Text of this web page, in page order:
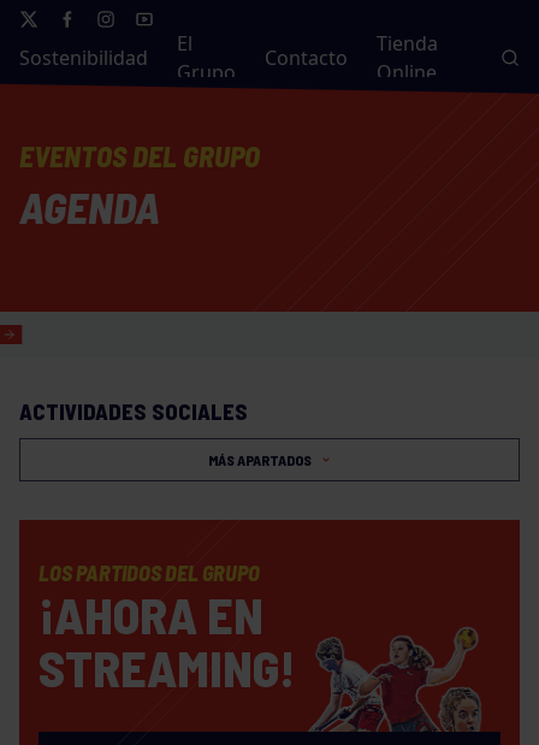
Sostenibilidad
El
Grupo
Contacto
Tienda
Online
EVENTOS DEL GRUPO
AGENDA
ACTIVIDADES SOCIALES
MÁS APARTADOS
LOS PARTIDOS DEL GRUPO
¡AHORA EN
STREAMING!